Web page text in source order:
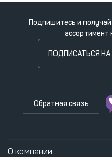
Подпишитесь и
ассортимент
ПОДПИСАТЬСЯ
Обратная связь
О компании